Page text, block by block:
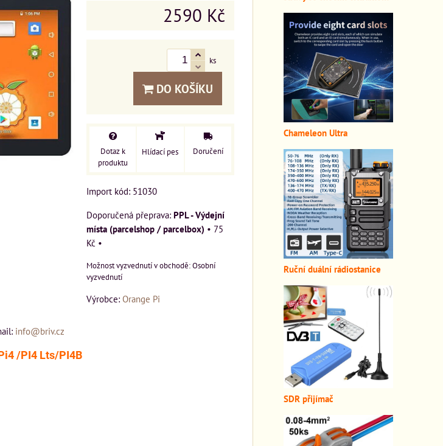
2590 Kč
ks
DO KOŠÍKU
Dotaz k
produktu
Hlídací pes Doručení
Import kód: 51030
PPL - Výdejní
místa (parcelshop / parcelbox) • 75
Kč •
Osobní
vyzvednutí
Výrobce: Orange Pi
info@briv.cz
/PI4 Lts/PI4B
Chameleon Ultra
Ruční duální rádiostanice
SDR přijímač